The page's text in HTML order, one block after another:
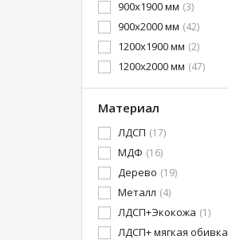
900x1900 мм (3)
900x2000 мм (42)
1200x1900 мм (2)
1200x2000 мм (47)
1400x1900 мм(2)
1400x2000 мм
1600x1900 мм
1600x2000 мм
1800x1900 мм
1800x2000 мм
2000x1900 мм
2000x2000 мм (2)
Материал
ЛДСП (17)
МДФ (16)
Дерево (19)
Металл (4)
ЛДСП+Экокожа (1)
ЛДСП+ мягкая обивка